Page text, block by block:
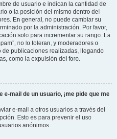
de usuario e indican la cantidad de
o la posición del mismo dentro del
En general, no puede cambiar su
por la administración. Por favor,
solo para incrementar su rango. La
no lo toleran, y moderadores o
publicaciones realizadas, llegando
como la expulsión del foro.
mail de un usuario, ¡me pide que me
e-mail a otros usuarios a través del
Esto es para prevenir el uso
anónimos.